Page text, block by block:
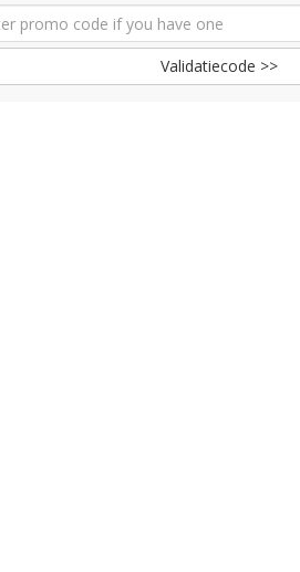
Validatiecode >>